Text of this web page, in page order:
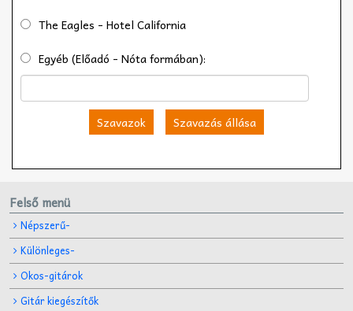
The Eagles - Hotel California
Egyéb (Előadó - Nóta formában):
Szavazok Szavazás állása
Felső menü
Népszerű-
Különleges-
Okos-gitárok
Gitár kiegészítők